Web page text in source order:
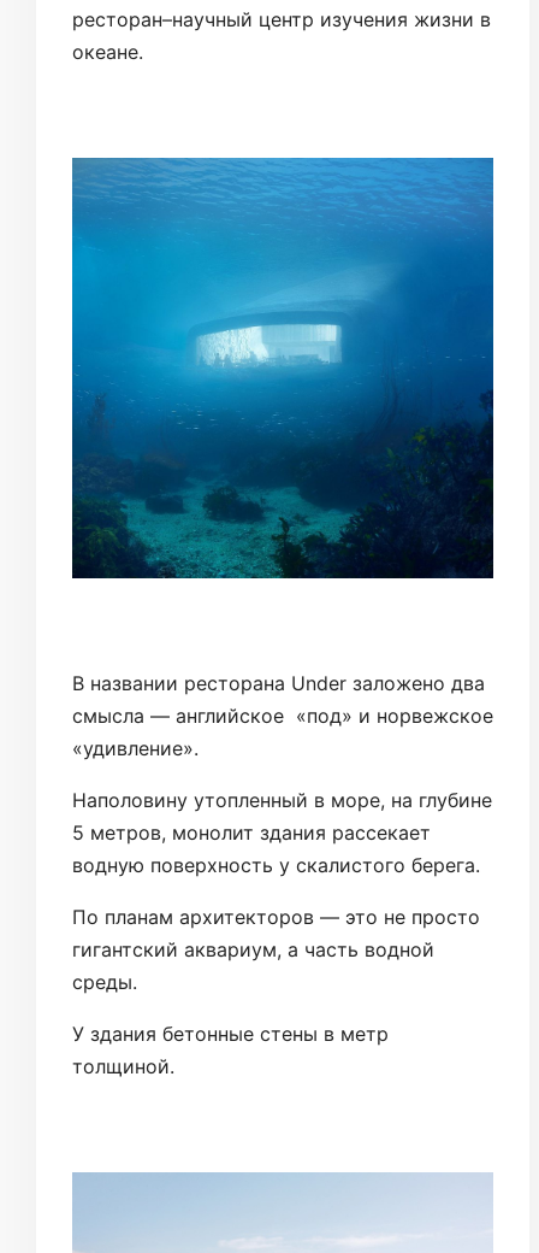
ресторан–научный центр изучения жизни в
океане.
В названии ресторана Under заложено два
смысла — английское «под» и норвежское
«удивление».
Наполовину утопленный в море, на глубине
5 метров, монолит здания рассекает
водную поверхность у скалистого берега.
По планам архитекторов — это не просто
гигантский аквариум, а часть водной
среды.
У здания бетонные стены в метр
толщиной.